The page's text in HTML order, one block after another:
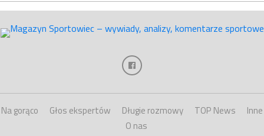
Na gorąco Głos ekspertów Długie rozmowy TOP News
Inne
O nas